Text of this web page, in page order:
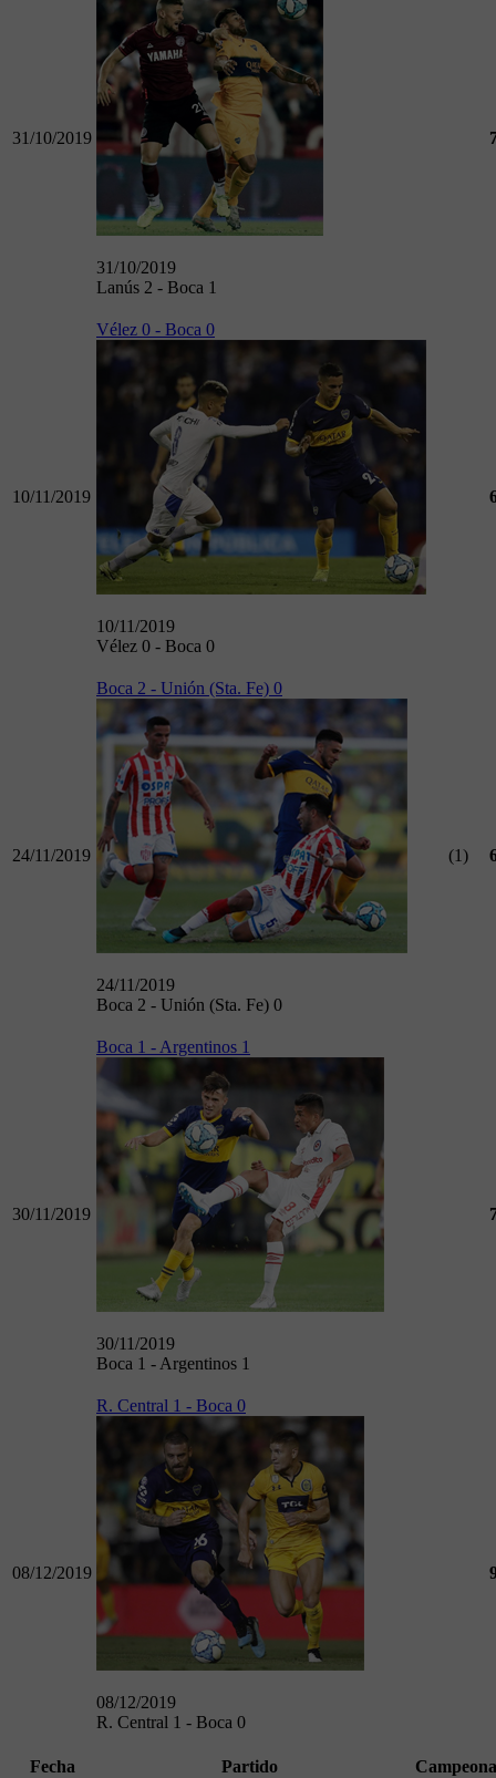
31/10/2019
31/10/2019
Lanús 2 - Boca 1
10/11/2019
Vélez 0 - Boca 0
10/11/2019
Vélez 0 - Boca 0
24/11/2019
Boca 2 - Unión (Sta. Fe) 0
24/11/2019
Boca 2 - Unión (Sta. Fe) 0
(1)
30/11/2019
Boca 1 - Argentinos 1
30/11/2019
Boca 1 - Argentinos 1
08/12/2019
R. Central 1 - Boca 0
08/12/2019
R. Central 1 - Boca 0
Fecha Partido